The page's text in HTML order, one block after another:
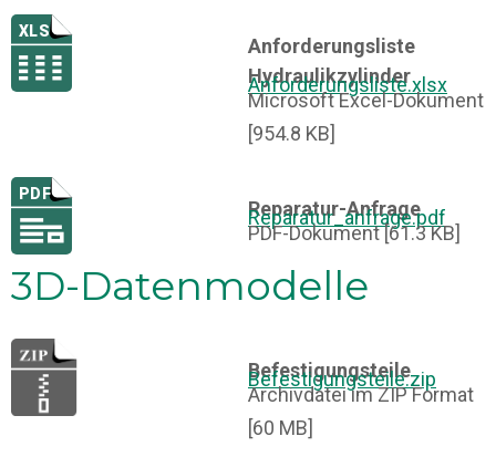
Anforderungsliste
Hydraulikzylinder
Anforderungsliste.xlsx
Microsoft Excel-Dokument
[954.8 KB]
Reparatur-Anfrage
Reparatur_anfrage.pdf
PDF-Dokument [61.3 KB]
3D-Datenmodelle
Befestigungsteile
Befestigungsteile.zip
Archivdatei im ZIP Format
[60 MB]